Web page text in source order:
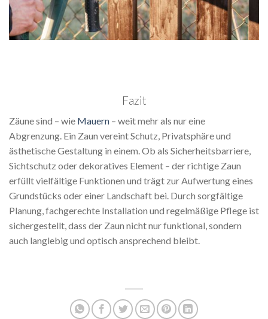
Fazit
Zäune sind – wie Mauern – weit mehr als nur eine
Abgrenzung. Ein Zaun vereint Schutz, Privatsphäre und
ästhetische Gestaltung in einem. Ob als Sicherheitsbarriere,
Sichtschutz oder dekoratives Element – der richtige Zaun
erfüllt vielfältige Funktionen und trägt zur Aufwertung eines
Grundstücks oder einer Landschaft bei. Durch sorgfältige
Planung, fachgerechte Installation und regelmäßige Pflege ist
sichergestellt, dass der Zaun nicht nur funktional, sondern
auch langlebig und optisch ansprechend bleibt.